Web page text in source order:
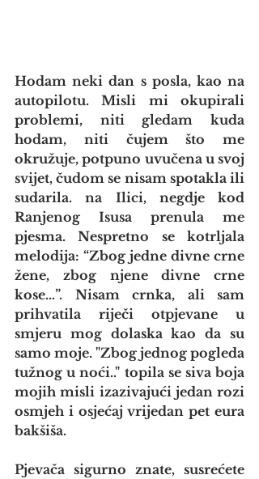
Hodam neki dan s posla, kao na
autopilotu. Misli mi okupirali
problemi, niti gledam kuda
hodam, niti čujem što me
okružuje, potpuno uvučena u svoj
svijet, čudom se nisam spotakla ili
sudarila. na Ilici, negdje kod
Ranjenog Isusa prenula me
pjesma. Nespretno se kotrljala
melodija: “Zbog jedne divne crne
žene, zbog njene divne crne
kose…”. Nisam crnka, ali sam
prihvatila riječi otpjevane u
smjeru mog dolaska kao da su
samo moje. "Zbog jednog pogleda
tužnog u noći.." topila se siva boja
mojih misli izazivajući jedan rozi
osmjeh i osjećaj vrijedan pet eura
bakšiša.
Pjevača sigurno znate, susrećete